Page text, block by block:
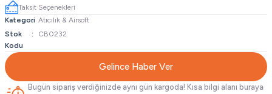
Taksit Seçenekleri
Kategori Atıcılık & Airsoft
Stok
Kodu
CB0232
Gelince Haber Ver
Bugün sipariş verdiğinizde aynı gün kargoda! Kısa bilgi alanı buraya